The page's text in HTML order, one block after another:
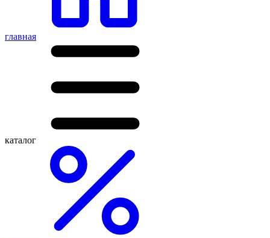
главная
каталог